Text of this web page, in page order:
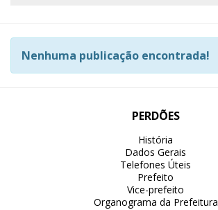
Nenhuma publicação encontrada!
PERDÕES
História
Dados Gerais
Telefones Úteis
Prefeito
Vice-prefeito
Organograma da Prefeitura